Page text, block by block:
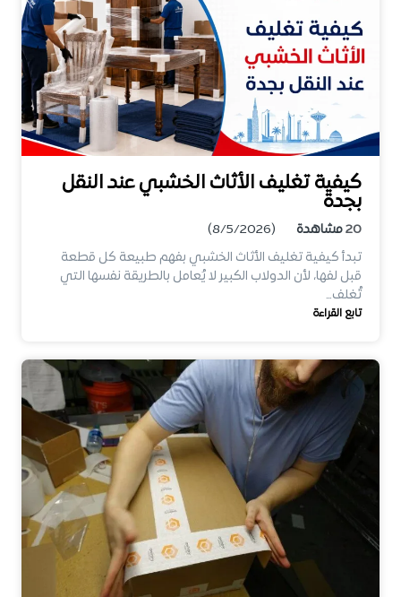
كيفية تغليف الأثاث الخشبي عند النقل
بجدة
20مشاهدة
(8/5/2026)
تبدأ كيفية تغليف الأثاث الخشبي بفهم طبيعة كل قطعة
قبل لفها، لأن الدولاب الكبير لا يُعامل بالطريقة نفسها التي
تُغلف…
تابع القراءة